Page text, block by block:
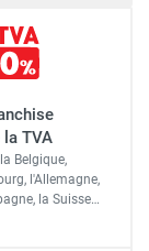
la TVA
Belgique,
l'Allemagne,
la Suisse…